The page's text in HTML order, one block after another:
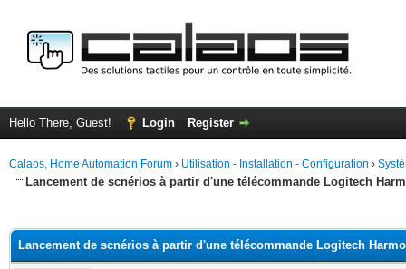
Hello There, Guest! Login Register
Calaos, Home Automation Forum › Utilisation - Installation - Configuration ›
Lancement de scnérios à partir d'une télécommande Logitech
Lancement de scnérios à partir d'une télécommande Logitech